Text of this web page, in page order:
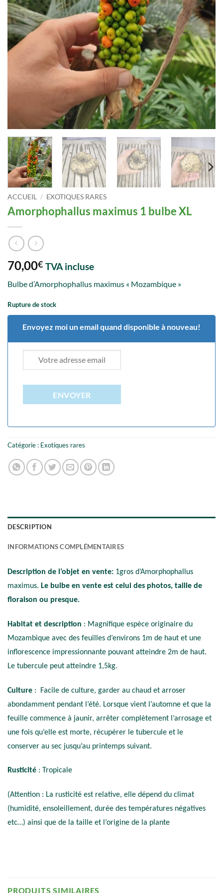
ACCUEIL / EXOTIQUES RARES
Amorphophallus maximus 1 bulbe XL
70,00€ TVA incluse
Bulbe d’Amorphophallus maximus « Mozambique »
Rupture de stock
Envoyez moi un email quand disponible à nouveau!
ENVOYER
Catégorie : Exotiques rares
DESCRIPTION
INFORMATIONS COMPLÉMENTAIRES
Description de l’objet en vente: 1gros d’Amorphophallus
maximus. Le bulbe en vente est celui des photos, taille de
floraison ou presque.
Habitat et description : Magnifique espèce originaire du
Mozambique avec des feuilles d’environs 1m de haut et une
inflorescence impressionnante pouvant atteindre 2m de haut.
Le tubercule peut atteindre 1,5kg.
Culture : Facile de culture, garder au chaud et arroser
abondamment pendant l’été. Lorsque vient l’automne et que la
feuille commence à jaunir, arrêter complètement l’arrosage et
une fois qu’elle est morte, récupérer le tubercule et le
conserver au sec jusqu’au printemps suivant.
Rusticité : Tropicale
(Attention : La rusticité est relative, elle dépend du climat
(humidité, ensoleillement, durée des températures négatives
etc…) ainsi que de la taille et l’origine de la plante
PRODUITS SIMILAIRES